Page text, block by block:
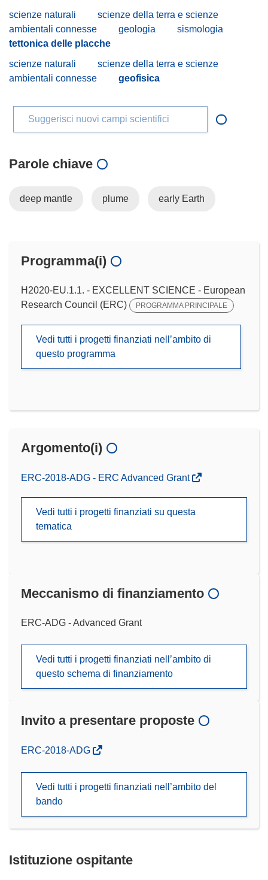
scienze naturali
scienze della terra e scienze
ambientali connesse
geologia
sismologia
tettonica delle placche
scienze naturali
scienze della terra e scienze
ambientali connesse
geofisica
Suggerisci nuovi campi scientifici
Parole chiave
deep mantle plume early Earth
Programma(i)
H2020-EU.1.1. - EXCELLENT SCIENCE - European
Research Council (ERC)
PROGRAMMA PRINCIPALE
Vedi tutti i progetti finanziati nell’ambito di
questo programma
Argomento(i)
ERC-2018-ADG - ERC Advanced Grant
Vedi tutti i progetti finanziati su questa
tematica
Meccanismo di finanziamento
ERC-ADG - Advanced Grant
Vedi tutti i progetti finanziati nell’ambito di
questo schema di finanziamento
Invito a presentare proposte
(si
nuova
ERC-2018-ADG
Vedi tutti i progetti finanziati nell’ambito del
bando
Istituzione ospitante